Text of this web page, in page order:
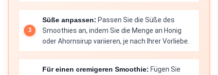
Süße anpassen: Passen Sie die Süße des
Smoothies an, indem Sie die Menge an Honig
oder Ahornsirup variieren, je nach Ihrer Vorliebe.
Für einen cremigeren Smoothie: Fügen Sie